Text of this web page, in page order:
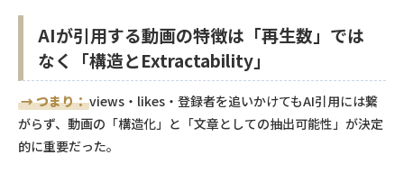
AIが引用する動画の特徴は「再生数」では
なく「構造とExtractability」
→ つまり：views・likes・登録者を追いかけてもAI引用には繋
がらず、動画の「構造化」と「文章としての抽出可能性」が決定
的に重要だった。